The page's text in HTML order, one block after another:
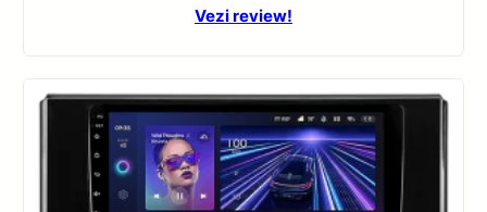
Vezi review!